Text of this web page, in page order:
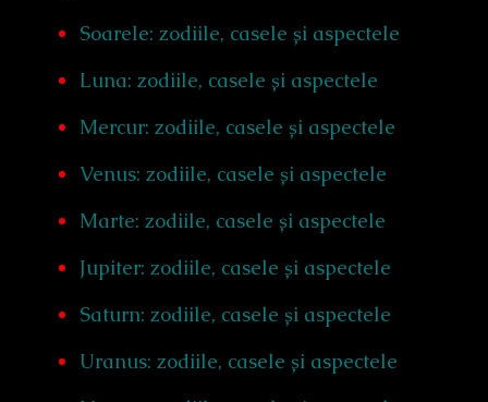
Soarele: zodiile, casele și aspectele
Luna: zodiile, casele și aspectele
Mercur: zodiile, casele și aspectele
Venus: zodiile, casele și aspectele
Marte: zodiile, casele și aspectele
Jupiter: zodiile, casele și aspectele
Saturn: zodiile, casele și aspectele
Uranus: zodiile, casele și aspectele